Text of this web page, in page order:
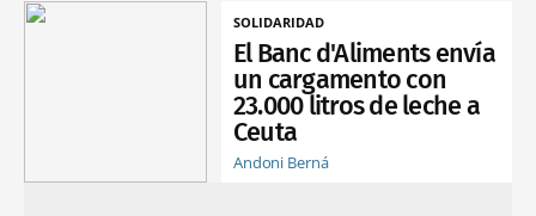
SOLIDARIDAD
El Banc d'Aliments envía
un cargamento con
23.000 litros de leche a
Ceuta
Andoni Berná